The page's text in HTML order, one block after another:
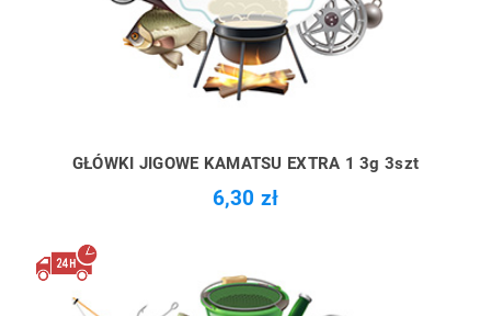
GŁÓWKI JIGOWE KAMATSU EXTRA 1 3g 3szt
6,30 zł